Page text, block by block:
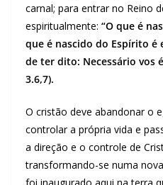
carnal; para entrar no Reino
espiritualmente: “O que é
que é nascido do Espírito
de ter dito: Necessário vos
3.6,7).
O cristão deve abandonar o
controlar a própria vida e
a direção e o controle de
transformando-se numa